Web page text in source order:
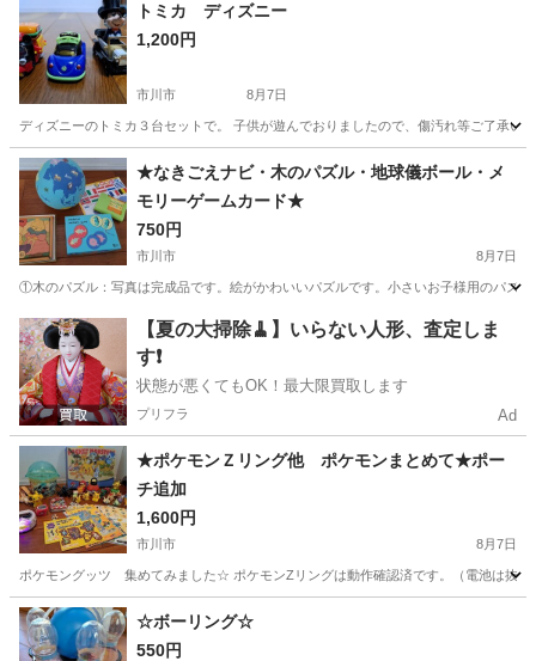
トミカ ディズニー
1,200円
市川市 8月7日
ディズニーのトミカ３台セットで。 子供が遊んでおりましたので、傷汚れ等ご了承
千葉 市川市 ミニカー トミカ
★なきごえナビ・木のパズル・地球儀ボール・メ
モリーゲームカード★
750円
市川市 8月7日
①木のパズル：写真は完成品です。絵がかわいいパズルです。小さいお子様用のパズ
千葉 市川市 その他 地球儀
【夏の大掃除🧹】いらない人形、査定しま
す❗️
状態が悪くてもOK！最大限買取します
プリフラ Ad
★ポケモンＺリング他 ポケモンまとめて★ポー
チ追加
1,600円
市川市 8月7日
ポケモングッツ 集めてみました☆ ポケモンZリングは動作確認済です。（電池は抜
千葉 市川市 おもちゃ ポケモン
☆ボーリング☆
550円